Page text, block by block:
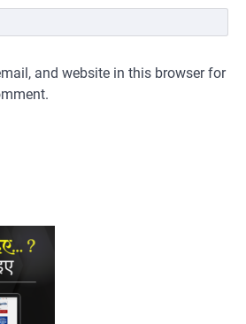
and website in this browser for